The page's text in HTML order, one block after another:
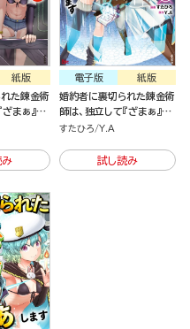
紙版
た錬金術
ざまぁ』し
み
紙版
電子版
婚約者に裏切られた錬金術
師は、独立して『ざまぁ』し
ます（1）
すたひろ Y.A
試し読み